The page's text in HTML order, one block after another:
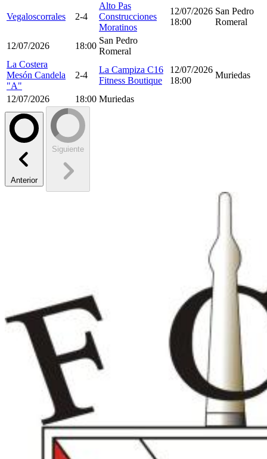
Vegaloscorrales 2-4
Alto Pas
Construcciones
Moratinos
12/07/2026
18:00
San Pedro
Romeral
12/07/2026 18:00
San Pedro
Romeral
La Costera
Mesón Candela
"A"
2-4
La Campiza C16
Fitness Boutique
12/07/2026
18:00
Muriedas
12/07/2026 18:00 Muriedas
Anterior
Siguiente